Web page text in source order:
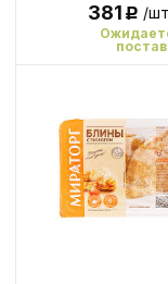
381Р /шт